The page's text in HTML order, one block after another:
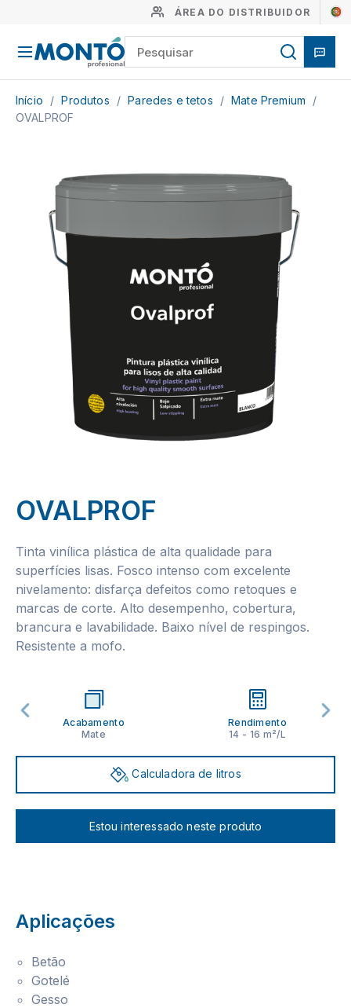
ÁREA DO DISTRIBUIDOR
Início / Produtos / Paredes e tetos / Mate Premium
/
OVALPROF
OVALPROF
Tinta vinílica plástica de alta qualidade para
superfícies lisas. Fosco intenso com excelente
nivelamento: disfarça defeitos como retoques e
marcas de corte. Alto desempenho, cobertura,
brancura e lavabilidade. Baixo nível de respingos.
Resistente a mofo.
Acabamento
Mate
Rendimento
14 - 16 m²/L
Calculadora de litros
Estou interessado neste produto
Aplicações
Betão
Gotelé
Gesso